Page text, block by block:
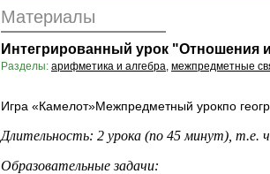
Материалы
Интегрированный урок "Отношения
Разделы: арифметика и алгебра, межпредметные
Игра «Камелот»Межпредметный урокпо
Длительность: 2 урока (по 45 минут), т.е.
Образовательные задачи: